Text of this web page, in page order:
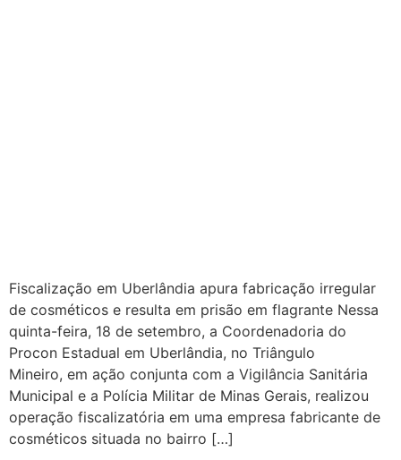
Fiscalização em Uberlândia apura fabricação irregular
de cosméticos e resulta em prisão em flagrante Nessa
quinta-feira, 18 de setembro, a Coordenadoria do
Procon Estadual em Uberlândia, no Triângulo
Mineiro, em ação conjunta com a Vigilância Sanitária
Municipal e a Polícia Militar de Minas Gerais, realizou
operação fiscalizatória em uma empresa fabricante de
cosméticos situada no bairro […]